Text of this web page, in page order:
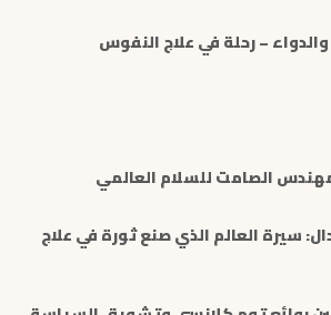
– رحلة في علاج النفوس
الصامت للسلام العالمي
سيرة العالم الذي صنع ثورة في علاج